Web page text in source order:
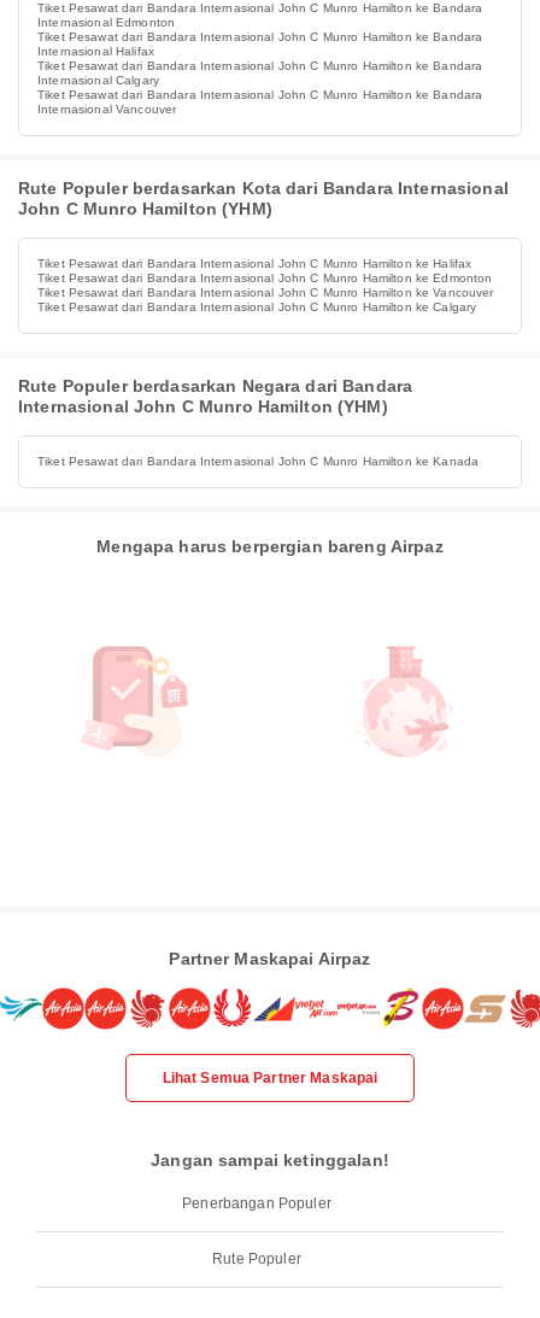
Tiket Pesawat dari Bandara Internasional John C Munro Hamilton ke Bandara
Internasional Edmonton
Tiket Pesawat dari Bandara Internasional John C Munro Hamilton ke Bandara
Internasional Halifax
Tiket Pesawat dari Bandara Internasional John C Munro Hamilton ke Bandara
Internasional Calgary
Tiket Pesawat dari Bandara Internasional John C Munro Hamilton ke Bandara
Internasional Vancouver
Rute Populer berdasarkan Kota dari Bandara Internasional
John C Munro Hamilton (YHM)
Tiket Pesawat dari Bandara Internasional John C Munro Hamilton ke Halifax
Tiket Pesawat dari Bandara Internasional John C Munro Hamilton ke Edmonton
Tiket Pesawat dari Bandara Internasional John C Munro Hamilton ke Vancouver
Tiket Pesawat dari Bandara Internasional John C Munro Hamilton ke Calgary
Rute Populer berdasarkan Negara dari Bandara
Internasional John C Munro Hamilton (YHM)
Tiket Pesawat dari Bandara Internasional John C Munro Hamilton ke Kanada
Mengapa harus berpergian bareng Airpaz
Partner Maskapai Airpaz
Lihat Semua Partner Maskapai
Jangan sampai ketinggalan!
Penerbangan Populer
Rute Populer